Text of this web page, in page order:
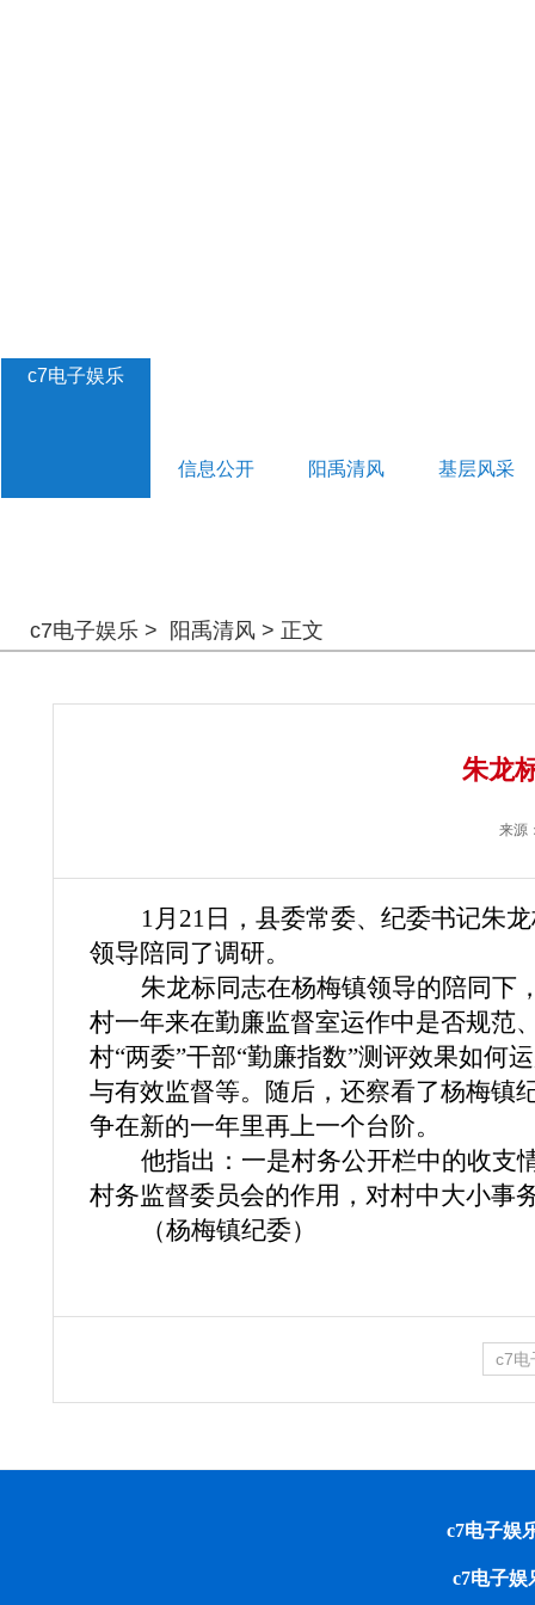
c7电子娱乐
信息公开 阳禹清风 基层风采
c7电子娱乐 > 阳禹清风 > 正文
朱龙
来源
1月21日，县委常委、纪委书记朱
领导陪同了调研。
朱龙标同志在杨梅镇领导的陪同下
村一年来在勤廉监督室运作中是否规范
村“两委”干部“勤廉指数”测评效果如何
与有效监督等。随后，还察看了杨梅镇
争在新的一年里再上一个台阶。
他指出：一是村务公开栏中的收支
村务监督委员会的作用，对村中大小事
（杨梅镇纪委）
c7电
c7电子娱
c7电子娱